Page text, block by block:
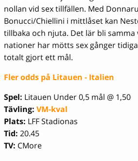
nollan vid sex tillfällen. Med
Bonucci/Chiellini i mittlåset kan
tillbaka och njuta. Det lär bli samma
nationer har mötts sex gånger
totalt gjort ett mål.
Fler odds på Litauen - Italien
Spel: Litauen Under 0,5 mål @ 1,50
Tävling: VM-kval
Plats: LFF Stadionas
Tid: 20.45
TV: CMore